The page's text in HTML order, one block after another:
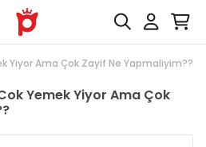
Yiyor Ama Çok Zayif Ne Yapmaliyim??
Yemek Yiyor Ama Çok